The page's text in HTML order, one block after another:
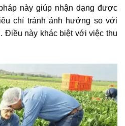
này giúp nhận dạng được
chí tránh ảnh hưởng so với
Điều này khác biệt với việc thu